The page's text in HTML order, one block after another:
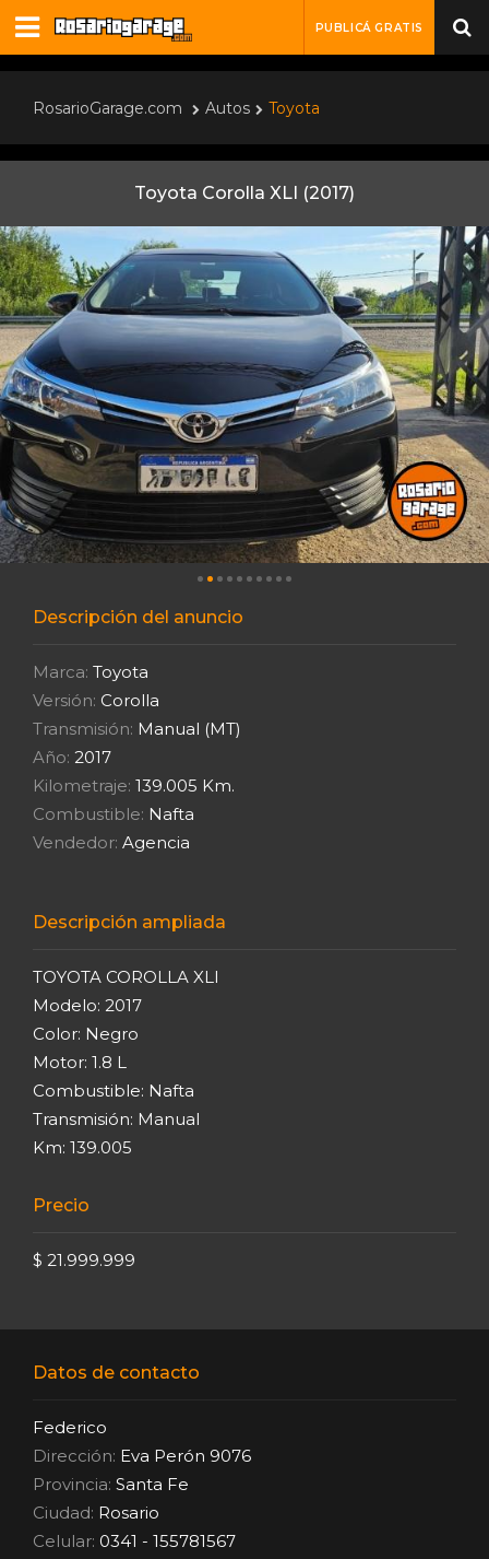
PUBLICÁ GRATIS
RosarioGarage.com Autos Toyota
Toyota Corolla XLI (2017)
Descripción del anuncio
Marca: Toyota
Versión: Corolla
Transmisión: Manual (MT)
Año: 2017
Kilometraje: 139.005 Km.
Combustible: Nafta
Vendedor: Agencia
Descripción ampliada
TOYOTA COROLLA XLI
Modelo: 2017
Color: Negro
Motor: 1.8 L
Combustible: Nafta
Transmisión: Manual
Km: 139.005
Precio
$ 21.999.999
Datos de contacto
Federico
Dirección: Eva Perón 9076
Provincia: Santa Fe
Ciudad: Rosario
Celular: 0341 - 155781567